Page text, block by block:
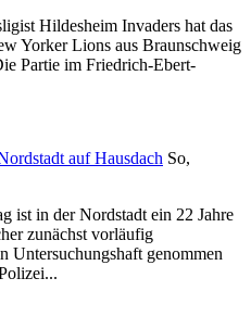
Hildesheim Invaders hat das
Yorker Lions aus Braunschweig
Partie im Friedrich-Ebert-
auf Hausdach So,
ist in der Nordstadt ein 22 Jahre
zunächst vorläufig
Untersuchungshaft genommen